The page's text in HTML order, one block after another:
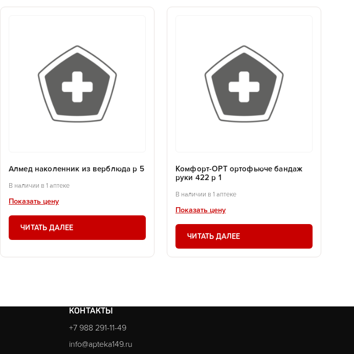
Алмед наколенник из верблюда р 5
В наличии в 1 аптеке
Показать цену
ЧИТАТЬ ДАЛЕЕ
Комфорт-ОРТ ортофьюче бандаж
руки 422 р 1
В наличии в 1 аптеке
Показать цену
ЧИТАТЬ ДАЛЕЕ
КОНТАКТЫ
+7 988 291-11-49
info@apteka149.ru